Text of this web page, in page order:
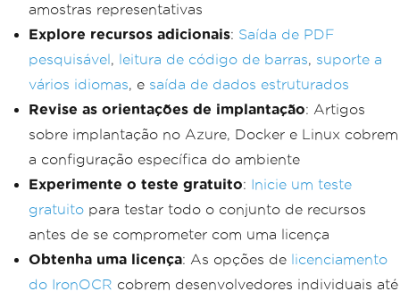
amostras representativas
Explore recursos adicionais: Saída de PDF
pesquisável, leitura de código de barras, suporte a
vários idiomas, e saída de dados estruturados
Revise as orientações de implantação: Artigos
sobre implantação no Azure, Docker e Linux cobrem
a configuração específica do ambiente
Experimente o teste gratuito: Inicie um teste
gratuito para testar todo o conjunto de recursos
antes de se comprometer com uma licença
Obtenha uma licença: As opções de licenciamento
do IronOCR cobrem desenvolvedores individuais até